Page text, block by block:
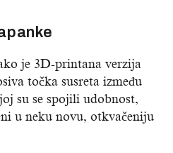
je 3D-printana verzija
točka susreta između
su se spojili udobnost,
u neku novu, otkvačeniju